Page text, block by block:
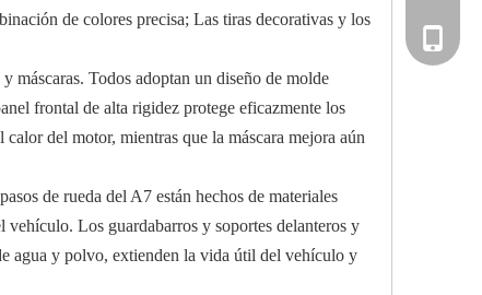
de colores precisa; Las tiras decorativas y los
máscaras. Todos adoptan un diseño de molde
frontal de alta rigidez protege eficazmente los
del motor, mientras que la máscara mejora aún
de rueda del A7 están hechos de materiales
vehículo. Los guardabarros y soportes delanteros y
agua y polvo, extienden la vida útil del vehículo y
+86-